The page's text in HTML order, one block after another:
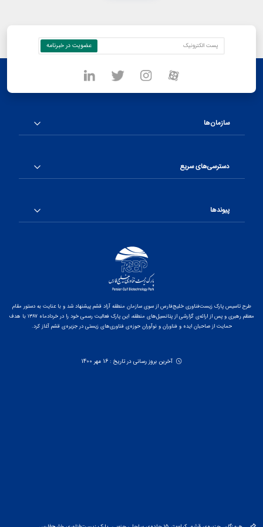
سازمان‌ها
دسترسی‌های سریع
پیوندها
طرح تاسیس پارک زیست‌فناوری خلیج‌فارس از سوی سازمان منطقه آزاد قشم پیشنهاد شد و با عنایت به دستور مقام
معظم رهبری و پس از ارائه‌ی گزارشی از پتانسیل‌های منطقه، این پارک فعالیت رسمی خود را در خردادماه ۱۳۸۷ با هدف
حمایت از صاحبان ایده و فناوران و نوآوران حوزه‌ی فناوری‌های زیستی در جزیره‌ی قشم آغاز کرد.
آخرین بروز رسانی در تاریخ : 16 مهر 1400